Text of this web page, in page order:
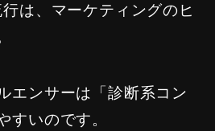
は、マーケティングのヒ
エンサーは「診断系コン
すいのです。